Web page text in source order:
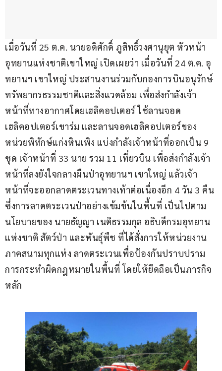
เมื่อวันที่ 25 ต.ค. นายอดิศักดิ์ ภูสิทธิ์วงศานุยุต หัวหน้า
อุทยานแห่งชาติเขาใหญ่ เปิดเผยว่า เมื่อวันที่ 24 ต.ค. อุ
ทยานฯ เขาใหญ่ ประสานงานร่วมกับกองการบินอนุรักษ์
ทรัพยากรธรรมชาติและสิ่งแวดล้อม เพื่อส่งกำลังเจ้า
หน้าที่ทางอากาศโดยเฮลิคอปเตอร์ ใช้ลานจอด
เฮลิคอปเตอร์เขาร่ม และลานจอดเฮลิคอปเตอร์ของ
หน่วยพิทักษ์แก่งหินเพิง แบ่งกำลังเจ้าหน้าที่ออกเป็น 9
ชุด เจ้าหน้าที่ 33 นาย รวม 11 เที่ยวบิน เพื่อส่งกำลังเจ้า
หน้าที่ลงยังใจกลางผืนป่าอุทยานฯ เขาใหญ่ แล้วเจ้า
หน้าที่จะออกลาดตระเวนทางเท้าต่อเนื่องอีก 4 วัน 3 คืน
ซึ่งการลาดตระเวนป่าอย่างเข้มข้นในพื้นที่ เป็นไปตาม
นโยบายของ นายธัญญา เนติธรรมกุล อธิบดีกรมอุทยาน
แห่งชาติ สัตว์ป่า และพันธุ์พืช ที่ได้สั่งการให้หน่วยงาน
ภาคสนามทุกแห่ง ลาดตระเวนเพื่อป้องกันปราบปราม
การกระทำผิดกฎหมายในพื้นที่ โดยให้ยึดถือเป็นภารกิจ
หลัก